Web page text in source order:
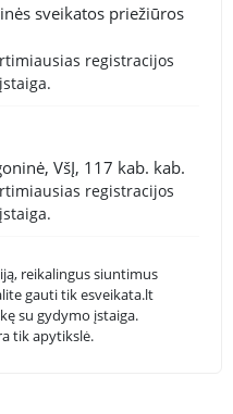
sveikatos priežiūros
registracijos
VšĮ, 117 kab. kab.
registracijos
reikalingus siuntimus
gauti tik esveikata.lt
su gydymo įstaiga.
tik apytikslė.